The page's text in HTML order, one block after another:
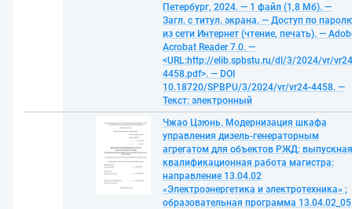
Петербург, 2024. — 1 файл (1,8 Мб). —
Загл. с титул. экрана. — Доступ по
из сети Интернет (чтение, печать). —
Acrobat Reader 7.0. —
<URL:http://elib.spbstu.ru/dl/3/2024/vr/
4458.pdf>. — DOI
10.18720/SPBPU/3/2024/vr/vr24-4458. —
Текст: электронный
Чжао Цзюнь. Модернизация шкафа
управления дизель-генераторным
агрегатом для объектов РЖД: выпускная
квалификационная работа магистра:
направление 13.04.02
«Электроэнергетика и электротехника» ;
образовательная программа 13.04.02_05